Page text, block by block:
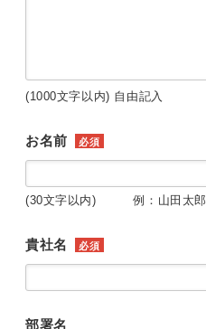
(1000文字以内) 自由記入
お名前 必須
(30文字以内) 例：山田太郎
貴社名 必須
部署名